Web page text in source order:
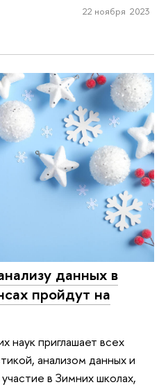
22 ноября 2023
данных в
пройдут на
наук приглашает всех
анализом данных и
в Зимних школах,